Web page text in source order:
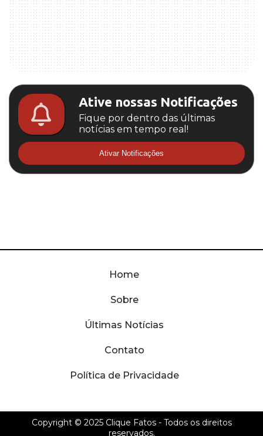
Ative nossas Notificações
Fique por dentro das últimas
notícias em tempo real!
Ativar Notificações
Home
Sobre
Últimas Notícias
Contato
Política de Privacidade
Copyright © 2025 Clique Fatos- Todos os direitos
reservados.